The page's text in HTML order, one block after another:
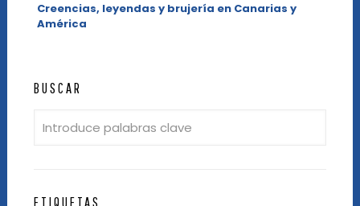
Creencias, leyendas y brujería en Canarias y
América
BUSCAR
ETIQUETAS